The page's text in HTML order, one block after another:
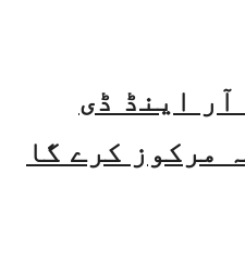
آر اینڈ ڈی
مرکوز کرے گا